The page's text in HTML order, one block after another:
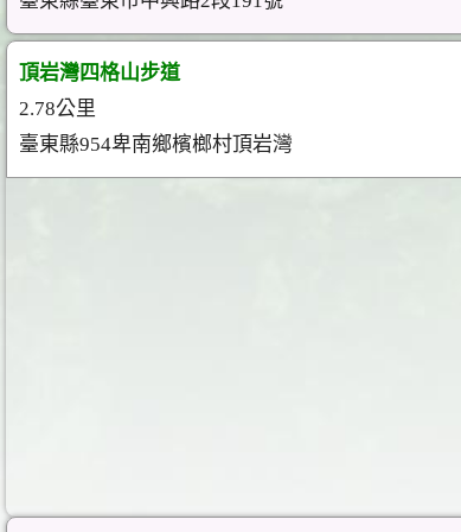
頂岩灣四格山步道
2.78公里
臺東縣954卑南鄉檳榔村頂岩灣